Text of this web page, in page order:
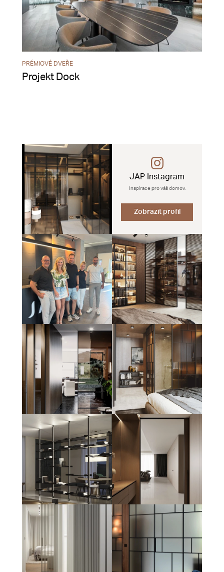
PRÉMIOVÉ DVEŘE
Projekt Dock
JAP Instagram
Inspirace pro váš domov.
Zobrazit profil